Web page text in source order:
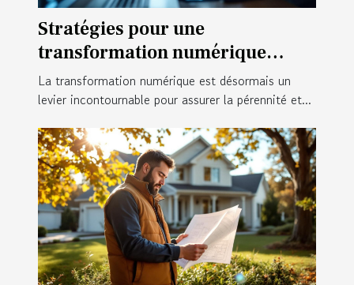
Stratégies pour une
transformation numérique
réussie en entreprise
La transformation numérique est désormais un
levier incontournable pour assurer la pérennité et...